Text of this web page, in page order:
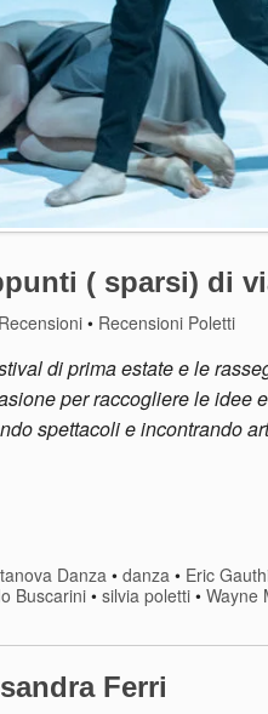
( sparsi) di
Recensioni • Recensioni Poletti
di prima estate e le
per raccogliere le idee
spettacoli e incontrando
Danza•danza • Eric
Buscarini• silvia poletti • Wayne
Ferri